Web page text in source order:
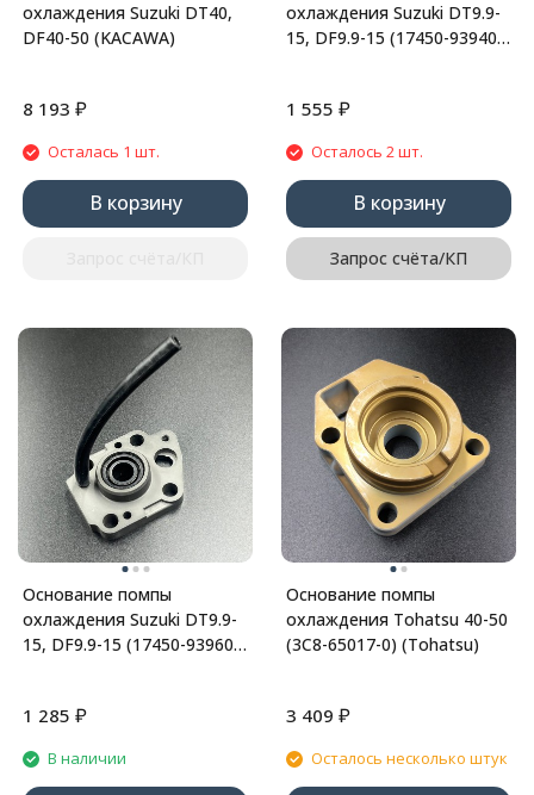
охлаждения Suzuki DT40,
DF40-50 (KACAWA)
8 193 ₽
Осталась 1 шт.
В корзину
охлаждения Suzuki DT9.9-
15, DF9.9-15 (17450-93940;
1 555 ₽
Осталось 2 шт.
В корзину
Запрос счёта/КП
Основание помпы
охлаждения Suzuki DT9.9-
15, DF9.9-15 (17450-93960;
1 285 ₽
В наличии
Основание помпы
охлаждения Tohatsu 40-50
(3C8-65017-0) (Tohatsu)
3 409 ₽
Осталось несколько штук